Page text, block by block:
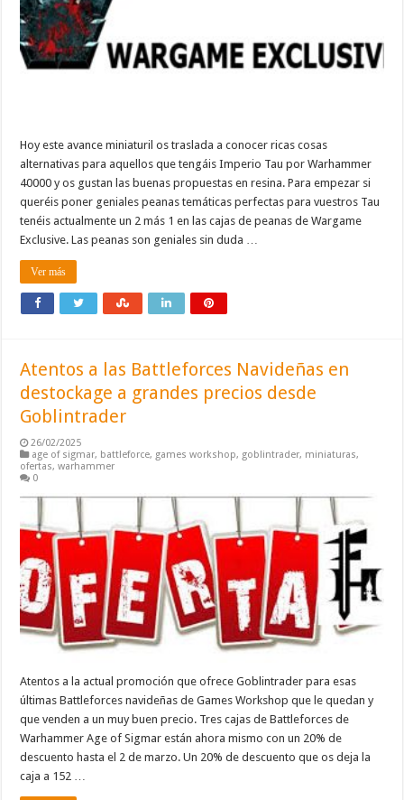
Hoy este avance miniaturil os traslada a conocer ricas cosas
alternativas para aquellos que tengáis Imperio Tau por Warhammer
40000 y os gustan las buenas propuestas en resina. Para empezar si
queréis poner geniales peanas temáticas perfectas para vuestros Tau
tenéis actualmente un 2 más 1 en las cajas de peanas de Wargame
Exclusive. Las peanas son geniales sin duda …
Ver más
Atentos a las Battleforces Navideñas en
destockage a grandes precios desde
Goblintrader
26/02/2025
age of sigmar, battleforce, games workshop, goblintrader, miniaturas,
ofertas,warhammer
0
Atentos a la actual promoción que ofrece Goblintrader para esas
últimas Battleforces navideñas de Games Workshop que le quedan y
que venden a un muy buen precio. Tres cajas de Battleforces de
Warhammer Age of Sigmar están ahora mismo con un 20% de
descuento hasta el 2 de marzo. Un 20% de descuento que os deja la
caja a 152 …